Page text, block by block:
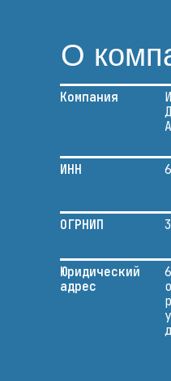
О
Юридический
адрес
ОГРНИП
ИНН
Компания